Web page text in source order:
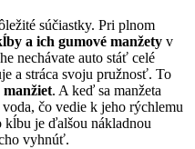
súčiastky. Pri plnom
a ich gumové manžety v
nechávate auto stáť celé
a stráca svoju pružnosť. To
. A keď sa manžeta
čo vedie k jeho rýchlemu
je ďalšou nákladnou
vyhnúť.